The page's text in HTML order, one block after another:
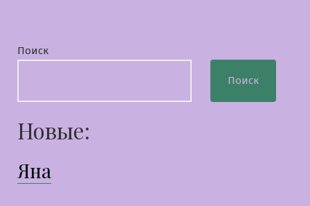
Поиск
Поиск
Новые:
Яна